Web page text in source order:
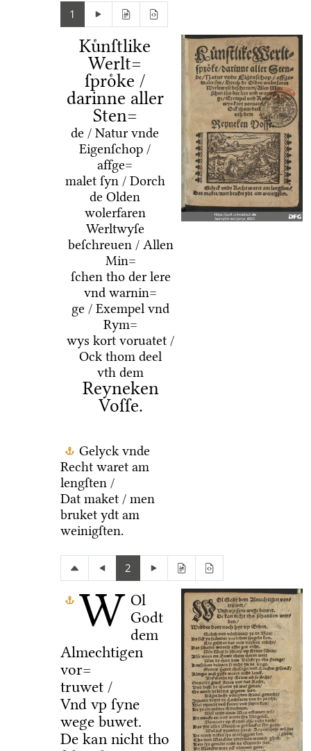
1
Kuͤnſtlike
Werlt=
ſproͤke /
darinne aller
Sten=
de / Natur vnde
Eigenſchop /
affge=
malet ſyn / Dorch
de Olden
wolerfaren
Werltwyſe
beſchreuen / Allen
Min=
ſchen tho der lere
vnd warnin=
ge / Exempel vnd
Rym=
wys kort voruatet /
Ock thom deel
vth dem
Reyneken
Voſſe.
Gelyck vnde
Recht waret am
lengſten /
Dat maket / men
bruket ydt am
weinigſten.
2
W Ol
Godt
dem
Almechtigen
vor=
truwet /
Vnd vp ſyne
wege buwet.
De kan nicht tho